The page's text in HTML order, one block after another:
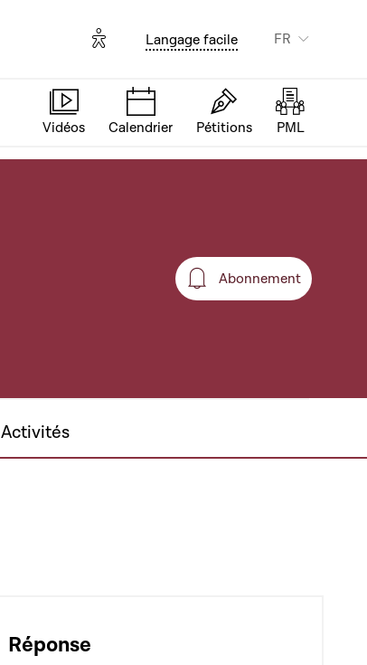
Options d'accessibilité
Langage facile FR
Vidéos Calendrier Pétitions PML
Abonnement
Abonnement
Activités
Réponse